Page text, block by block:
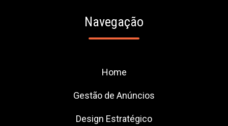
Navegação
Home
Gestão de Anúncios
Design Estratégico